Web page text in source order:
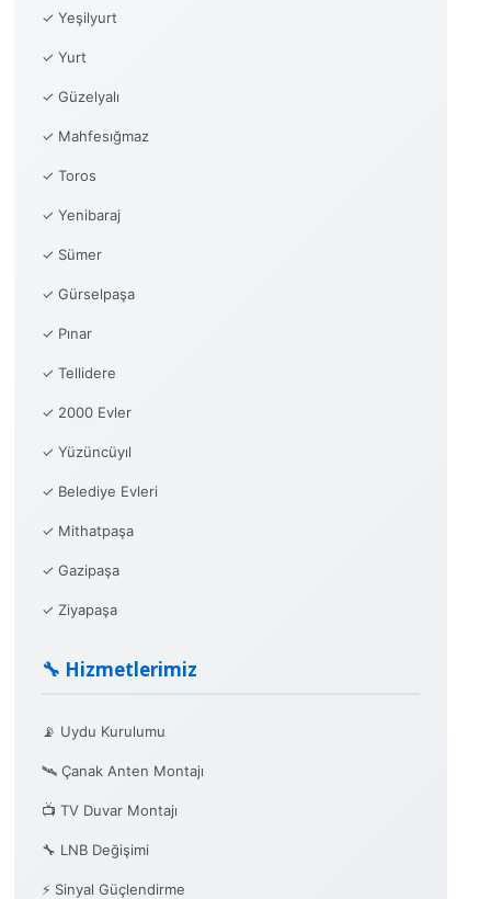
✓ Yeşilyurt
✓ Yurt
✓ Güzelyalı
✓ Mahfesığmaz
✓ Toros
✓ Yenibaraj
✓ Sümer
✓ Gürselpaşa
✓ Pınar
✓ Tellidere
✓ 2000 Evler
✓ Yüzüncüyıl
✓ Belediye Evleri
✓ Mithatpaşa
✓ Gazipaşa
✓ Ziyapaşa
🔧 Hizmetlerimiz
📡 Uydu Kurulumu
🛰️ Çanak Anten Montajı
📺 TV Duvar Montajı
🔧 LNB Değişimi
⚡ Sinyal Güçlendirme